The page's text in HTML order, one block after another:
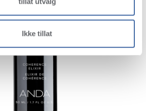
Ikke tillat